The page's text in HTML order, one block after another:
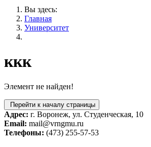
Вы здесь:
Главная
Университет
ккк
Элемент не найден!
Перейти к началу страницы
Адрес: г. Воронеж, ул. Студенческая, 10
Email: mail@vrngmu.ru
Телефоны: (473) 255-57-53